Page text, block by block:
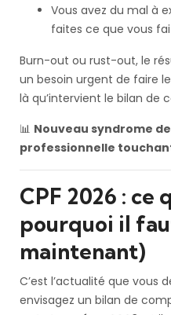
Vous avez du mal à
faites ce que vous
Burn-out ou rust-out, le
un besoin urgent de faire
là qu’intervient le bilan de
📊 Nouveau syndrome
professionnelle
CPF 2026 : ce
pourquoi il
maintenant)
C’est l’actualité que vous
envisagez un bilan de